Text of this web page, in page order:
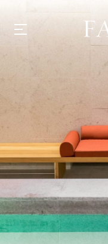
GASTRONOMIA
HOTÉIS
EXPERIÊNCIAS
SHOP |
DESCUBRA
WHAT'S COOKING
CORRIERE
HISTÓRIA
CONTATO